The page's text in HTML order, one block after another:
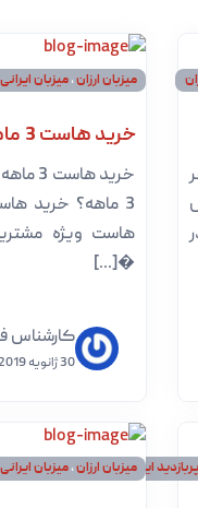
میزبان ارزان،میزبان ایرانی
خرید هاست 3 ماهه
خرید
هاست ویژه
�[...]
کارشناس
30 ژانویه 2019
ایران،میزبان لینوکس
میزبان ارزان،میزبان ایرانی